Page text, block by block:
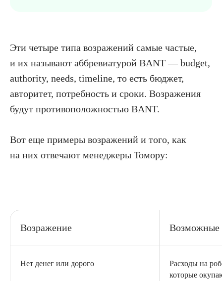
Эти четыре типа возражений самые частые,
и их называют аббревиатурой BANT — budget,
authority, needs, timeline, то есть бюджет,
авторитет, потребность и сроки. Возражения
будут противоположностью BANT.
Вот еще примеры возражений и того, как
на них отвечают менеджеры Томору:
Возражение Возможные
Нет денег или дорого
Расходы на
которые